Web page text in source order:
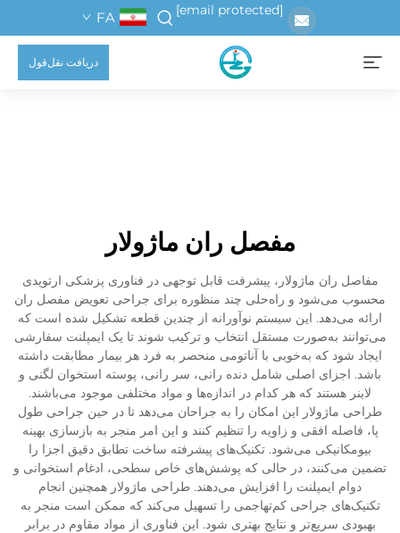
[email protected]
FA
دریافت نقل‌قول
مفصل ران ماژولار
مفاصل ران ماژولار، پیشرفت قابل توجهی در فناوری پزشکی ارتوپدی
محسوب می‌شود و راه‌حلی چند منظوره برای جراحی تعویض مفصل ران
ارائه می‌دهد. این سیستم نوآورانه از چندین قطعه تشکیل شده است که
می‌توانند به‌صورت مستقل انتخاب و ترکیب شوند تا یک ایمپلنت سفارشی
ایجاد شود که به‌خوبی با آناتومی منحصر به فرد هر بیمار مطابقت داشته
باشد. اجزای اصلی شامل دنده رانی، سر رانی، پوسته استخوان لگنی و
لاینر هستند که هر کدام در اندازه‌ها و مواد مختلفی موجود می‌باشند.
طراحی ماژولار این امکان را به جراحان می‌دهد تا در حین جراحی طول
پا، فاصله افقی و زاویه را تنظیم کنند و این امر منجر به بازسازی بهینه
بیومکانیکی می‌شود. تکنیک‌های پیشرفته ساخت تطابق دقیق اجزا را
تضمین می‌کنند، در حالی که پوشش‌های خاص سطحی، ادغام استخوانی و
دوام ایمپلنت را افزایش می‌دهند. طراحی ماژولار همچنین انجام
تکنیک‌های جراحی کم‌تهاجمی را تسهیل می‌کند که ممکن است منجر به
بهبودی سریع‌تر و نتایج بهتری شود. این فناوری از مواد مقاوم در برابر